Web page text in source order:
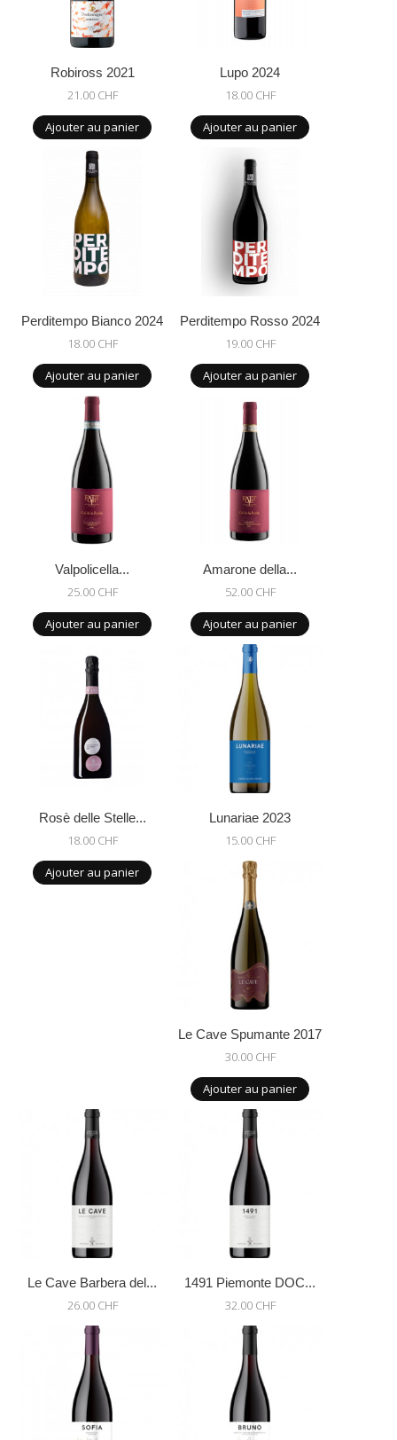
Robiross 2021
21.00 CHF
Ajouter au panier
Lupo 2024
18.00 CHF
Ajouter au panier
Perditempo Bianco 2024
18.00 CHF
Ajouter au panier
Perditempo Rosso 2024
19.00 CHF
Ajouter au panier
Valpolicella...
25.00 CHF
Ajouter au panier
Amarone della...
52.00 CHF
Ajouter au panier
Rosè delle Stelle...
18.00 CHF
Ajouter au panier
Lunariae 2023
15.00 CHF
Le Cave Spumante 2017
30.00 CHF
Ajouter au panier
Le Cave Barbera del...
26.00 CHF
1491 Piemonte DOC...
32.00 CHF